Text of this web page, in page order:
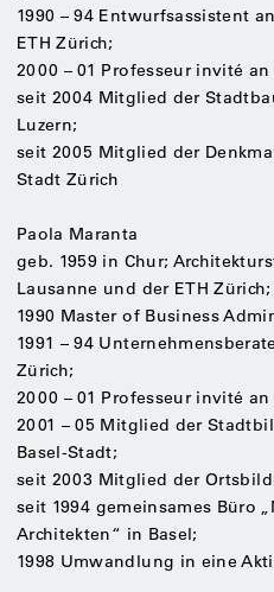
1990 – 94 Entwurfsassistent
ETH Zürich;
2000 – 01 Professeur invité an
seit 2004 Mitglied der
Luzern;
seit 2005 Mitglied der
Stadt Zürich
Paola Maranta
geb. 1959 in Chur;
Lausanne und der ETH Zürich;
1990 Master of Business
1991 – 94
Zürich;
2000 – 01 Professeur invité an
2001 – 05 Mitglied der
Basel-Stadt;
seit 2003 Mitglied der
seit 1994 gemeinsames Büro
Architekten“ in Basel;
1998 Umwandlung in eine